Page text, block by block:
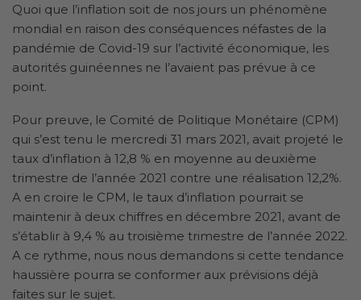
Quoi que l’inflation soit de nos jours un phénomène
mondial en raison des conséquences néfastes de la
pandémie de Covid-19 sur l’activité économique, les
autorités guinéennes ne l’avaient pas prévue à ce
point.
Pour preuve, le Comité de Politique Monétaire (CPM)
qui s’est tenu le mercredi 31 mars 2021, avait projeté le
taux d’inflation à 12,8 % en moyenne au deuxième
trimestre de l’année 2021 contre une réalisation 12,2%.
A en croire le CPM, le taux d’inflation pourrait se
maintenir à deux chiffres en décembre 2021, avant de
s’établir à 9,4 % au troisième trimestre de l’année 2022.
A ce rythme, nous nous demandons si cette tendance
haussière pourra se conformer aux prévisions déjà
faites sur le sujet.